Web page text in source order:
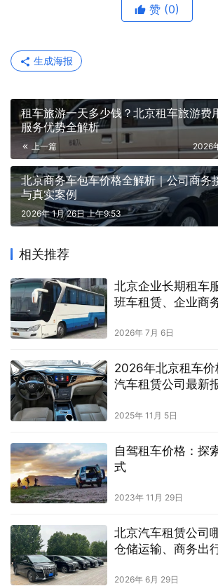
赞 (0)
生成海报
租车旅游一天多少钱？北京租车旅游费
服务优势全解析
上一篇 2026
北京商务车包车价格全解析｜公司商务
与真实案例
2026年 1月 26日 上午9:53
相关推荐
北京企业长期租车
班车租赁、企业商
2026年 7月 6日
2026年北京租车
汽车租赁公司最新
2025年 11月 5日
自驾租车价格：探
式
2023年 11月 29日
北京汽车租赁公司
仓储运输、商务出
2026年 6月 29日